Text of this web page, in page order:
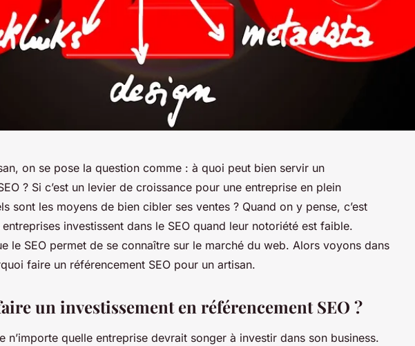
on se pose la question comme : à quoi peut bien servir un
? Si c’est un levier de croissance pour une entreprise en plein
sont les moyens de bien cibler ses ventes ? Quand on y pense, c’est
investissent dans le SEO quand leur notoriété est faible.
le SEO permet de se connaître sur le marché du web. Alors voyons dans
faire un référencement SEO pour un artisan.
un investissement en référencement SEO ?
n’importe quelle entreprise devrait songer à investir dans son business.